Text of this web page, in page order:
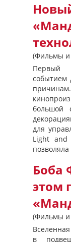
(Фильмы и
Первый
событием
большой
для
Light and
Боба
этом
(Фильмы и
в